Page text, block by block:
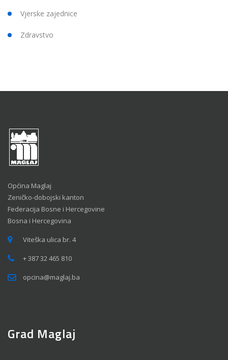
Vjerske zajednice
Zdravstvo
Općina Maglaj
Zeničko-dobojski kanton
Federacija Bosne i Hercegovine
Bosna i Hercegovina
Viteška ulica br. 4
+ 387 32 465 810
opcina@maglaj.ba
Grad Maglaj